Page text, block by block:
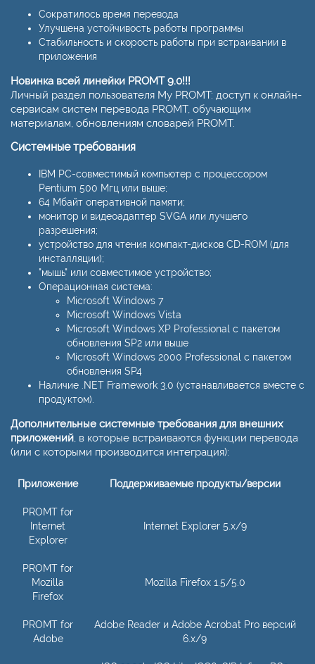
Сократилось время перевода
Улучшена устойчивость работы программы
Стабильность и скорость работы при встраивании в
приложения
Новинка всей линейки PROMT 9.0!!!
Личный раздел пользователя My PROMT: доступ к онлайн-
сервисам систем перевода PROMT, обучающим
материалам, обновлениям словарей PROMT.
Системные требования
IBM PC-совместимый компьютер с процессором
Pentium 500 Мгц или выше;
64 Мбайт оперативной памяти;
монитор и видеоадаптер SVGA или лучшего
разрешения;
устройство для чтения компакт-дисков CD-ROM (для
инсталляции);
"мышь" или совместимое устройство;
Операционная система:
Microsoft Windows 7
Microsoft Windows Vista
Microsoft Windows XP Professional с пакетом
обновления SP2 или выше
Microsoft Windows 2000 Professional с пакетом
обновления SP4
Наличие .NET Framework 3.0 (устанавливается вместе с
продуктом).
Дополнительные системные требования для внешних
приложений, в которые встраиваются функции перевода
(или с которыми производится интеграция):
Приложение Поддерживаемые продукты/версии
PROMT for
Internet
Explorer
Internet Explorer 5.х/9
PROMT for
Mozilla
Firefox
Mozilla Firefox 1.5/5.0
PROMT for
Adobe
Adobe Reader и Adobe Acrobat Pro версий
6.х/9